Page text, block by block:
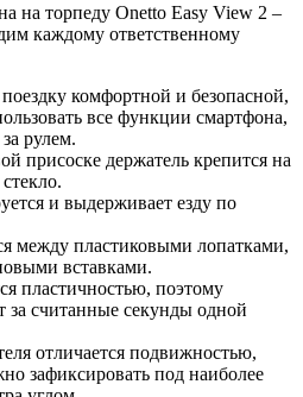
на торпеду Onetto Easy View 2 –
каждому ответственному
комфортной и безопасной,
все функции смартфона,
рулем.
присоске держатель крепится на
и выдерживает езду по
между пластиковыми лопатками,
вставками.
пластичностью, поэтому
за считанные секунды одной
отличается подвижностью,
зафиксировать под наиболее